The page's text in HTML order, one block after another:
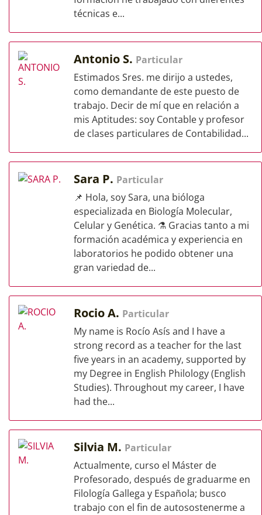
técnicas e...
Antonio S. Particular
Estimados Sres. me dirijo a ustedes,
como demandante de este puesto de
trabajo. Decir de mí que en relación a
mis Aptitudes: soy Contable y profesor
de clases particulares de Contabilidad...
Sara P. Particular
📌 Hola, soy Sara, una bióloga
especializada en Biología Molecular,
Celular y Genética. ⚗️ Gracias tanto a mi
formación académica y experiencia en
laboratorios he podido obtener una
gran variedad de...
Rocio A. Particular
My name is Rocío Asís and I have a
strong record as a teacher for the last
five years in an academy, supported by
my Degree in English Philology (English
Studies). Throughout my career, I have
had the...
Silvia M. Particular
Actualmente, curso el Máster de
Profesorado, después de graduarme en
Filología Gallega y Española; busco
trabajo con el fin de autosostenerme a